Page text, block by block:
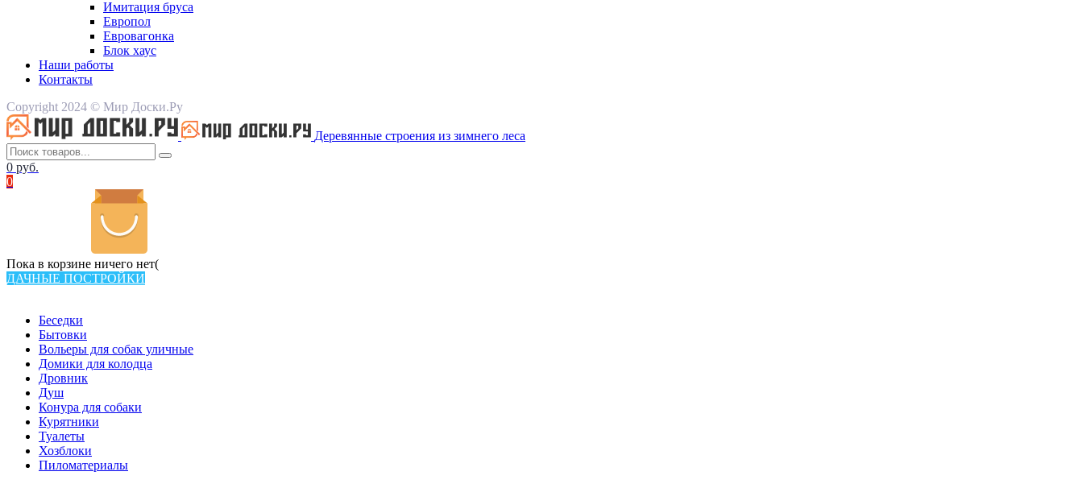
Имитация бруса
Европол
Евровагонка
Блок хаус
Наши работы
Контакты
Copyright 2024 © Мир Доски.Ру
Деревянные строения из зимнего леса
0 руб.
0
Пока в корзине ничего нет(
ДАЧНЫЕ ПОСТРОЙКИ
Беседки
Бытовки
Вольеры для собак уличные
Домики для колодца
Дровник
Душ
Конура для собаки
Курятники
Туалеты
Хозблоки
Пиломатериалы